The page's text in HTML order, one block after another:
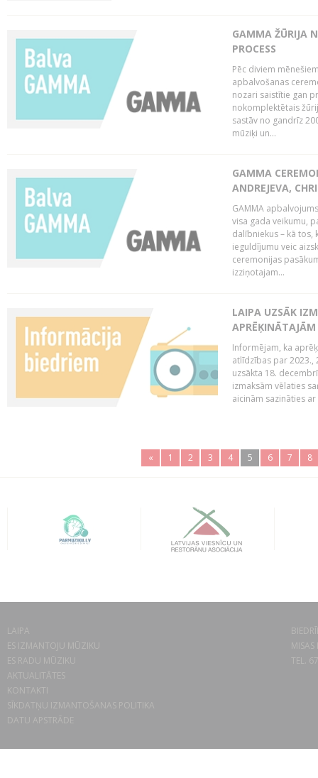
GAMMA ŽŪRIJA
PROCESS
Pēc diviem
apbalvošanas
nozari saistītie gan
nokomplektētais
sastāv no gandrīz
mūziķi un...
GAMMA
ANDREJEVA,
GAMMA
visa gada veikumu,
dalībniekus – kā tos,
ieguldījumu veic
ceremonijas
izziņotajam...
LAIPA UZSĀK
Informējam, ka
atlīdzības par 2023.,
uzsākta 18.
izmaksām vēlaties
aicinām sazināties
« 1 2 3 4 5 6 7 8
LAIPA
ES IZMANTOJU MŪZIKU
ES RADU MŪZIKU
AKTUALITĀTES
KONTAKTI
SĪKDATŅU IZMANTOŠANAS POLITIKA
DATU APSTRĀDE
TEL.